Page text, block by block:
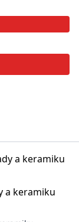
a keramiku